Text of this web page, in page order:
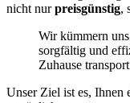
nicht nurpreisgünstig,
Wir kümmern
sorgfältig und
Zuhause
Unser Ziel ist es, Ihnen